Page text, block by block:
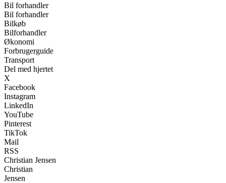
Bil forhandler
Bil forhandler
Bilkøb
Bilforhandler
Økonomi
Forbrugerguide
Transport
Del med hjertet
X
Facebook
Instagram
LinkedIn
YouTube
Pinterest
TikTok
Mail
RSS
Christian Jensen
Christian
Jensen